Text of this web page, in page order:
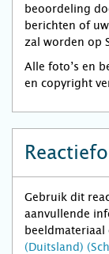
beoordeling
berichten of
zal worden op
Alle foto’s en
en copyright
Gebruik dit
aanvullende
beeldmateriaal
(Duitsland)